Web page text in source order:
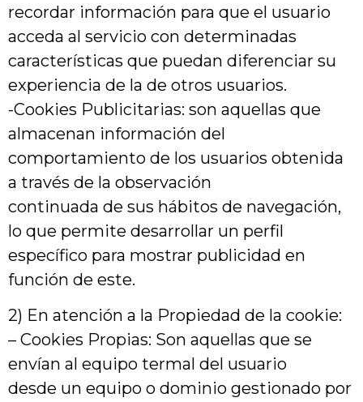
recordar información para que el usuario
acceda al servicio con determinadas
características que puedan diferenciar su
experiencia de la de otros usuarios.
-Cookies Publicitarias: son aquellas que
almacenan información del
comportamiento de los usuarios obtenida
a través de la observación
continuada de sus hábitos de navegación,
lo que permite desarrollar un perfil
específico para mostrar publicidad en
función de este.
2) En atención a la Propiedad de la cookie:
– Cookies Propias: Son aquellas que se
envían al equipo termal del usuario
desde un equipo o dominio gestionado por